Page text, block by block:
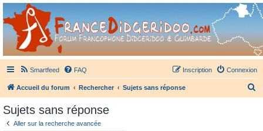
France Didgeridoo
Didgeridoo et Guimbarde sur France Didgeridoo - retrouvez la communauté.
Smartfeed FAQ Connexion
Inscription
Accueil du forum Rechercher Sujets sans réponse
Sujets sans réponse
Aller sur la recherche avancée